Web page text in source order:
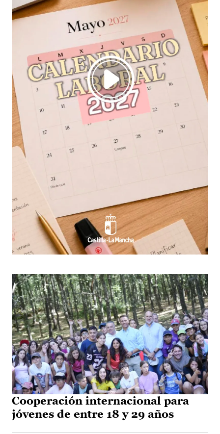
Cooperación internacional para
jóvenes de entre 18 y 29 años